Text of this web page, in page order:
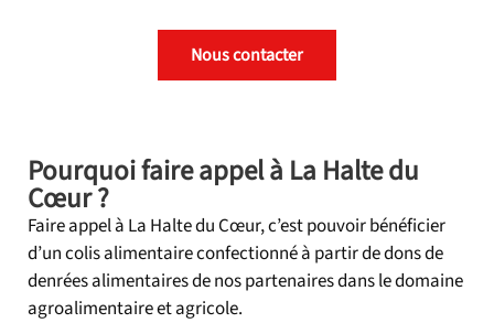
Nous contacter
Pourquoi faire appel à La Halte du
Cœur ?
Faire appel à La Halte du Cœur, c’est pouvoir bénéficier
d’un colis alimentaire confectionné à partir de dons de
denrées alimentaires de nos partenaires dans le domaine
agroalimentaire et agricole.